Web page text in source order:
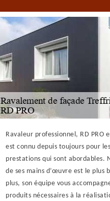
Ravaleur professionnel, RD PRO
est connu depuis toujours pour
prestations qui sont abordables.
de ses mains d’œuvre est le plus
plus, son équipe vous
produits nécessaires à la